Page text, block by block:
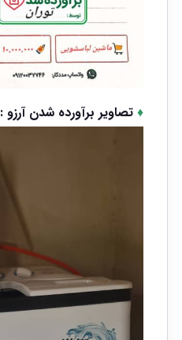
♦تصاویر برآورده شدن آرزو :